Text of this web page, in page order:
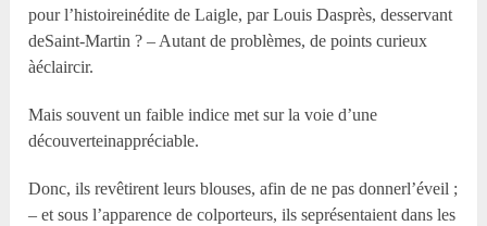
pour l’histoireinédite de Laigle, par Louis Dasprès, desservant
deSaint-Martin ? – Autant de problèmes, de points curieux
àéclaircir.
Mais souvent un faible indice met sur la voie d’une
découverteinappréciable.
Donc, ils revêtirent leurs blouses, afin de ne pas donnerl’éveil ;
– et sous l’apparence de colporteurs, ils seprésentaient dans les